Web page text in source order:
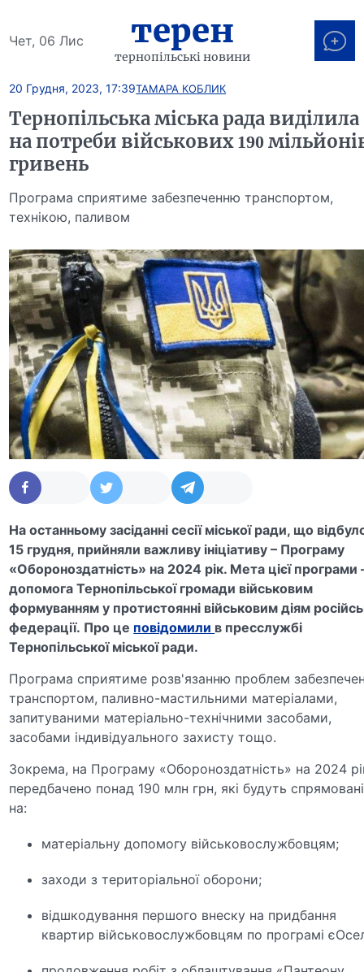
Чет, 06 Лис терен
тернопільські новини
20 Грудня, 2023, 17:39ТАМАРА КОБЛИК
Тернопільська міська рада виділила
на потреби військових 190
гривень
Програма сприятиме забезпеченню транспортом,
технікою, паливом
На останньому засіданні сесії міської ради, що
15 грудня, прийняли важливу ініціативу – Програму
«Обороноздатність» на 2024 рік. Мета цієї програми
допомога Тернопільської громади військовим
формуванням у протистоянні військовим діям
федерації. Про це повідомили в пресслужбі
Тернопільської міської ради.
Програма сприятиме розв'язанню проблем
транспортом, паливно-мастильними матеріалами,
запитуваними матеріально-технічними засобами,
засобами індивідуального захисту тощо.
Зокрема, на Програму «Обороноздатність» на 2024
передбачено понад 190 млн грн, які будуть спрямовані
на:
матеріальну допомогу військовослужбовцям;
заходи з територіальної оборони;
відшкодування першого внеску на придбання
квартир військовослужбовцям по програмі